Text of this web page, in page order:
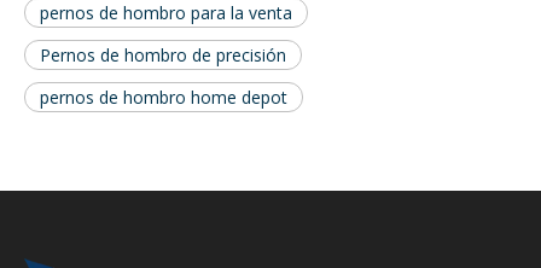
pernos de hombro para la venta
Pernos de hombro de precisión
pernos de hombro home depot